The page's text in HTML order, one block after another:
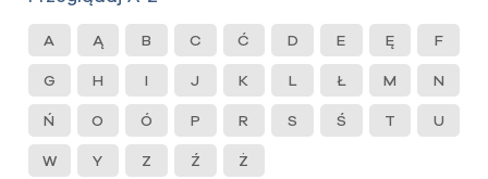
A Ą B C Ć D E Ę F
G H I J K L Ł M N
Ń O Ó P R S Ś T U
W Y Z Ź Ż